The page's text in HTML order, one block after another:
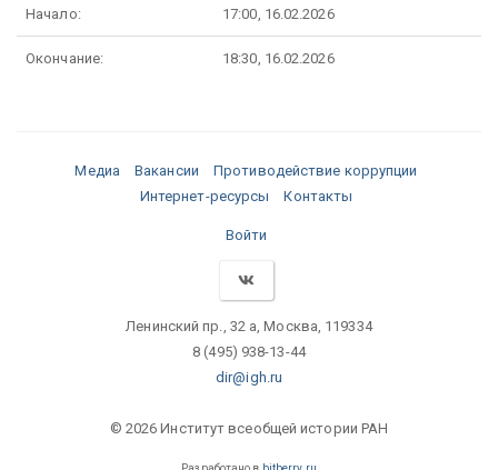
Начало: 17:00, 16.02.2026
Окончание: 18:30, 16.02.2026
Медиа Вакансии
Противодействие коррупции
Интернет-ресурсы
Контакты
Войти
Ленинский пр., 32 а, Москва, 119334
8 (495) 938-13-44
dir@igh.ru
© 2026 Институт всеобщей истории РАН